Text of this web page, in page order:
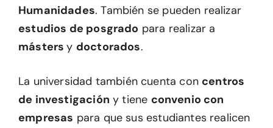
Humanidades. También se pueden realizar
estudios de posgrado para realizar a
mástersy doctorados.
La universidad también cuenta con centros
de investigación y tiene convenio con
empresas para que sus estudiantes realicen